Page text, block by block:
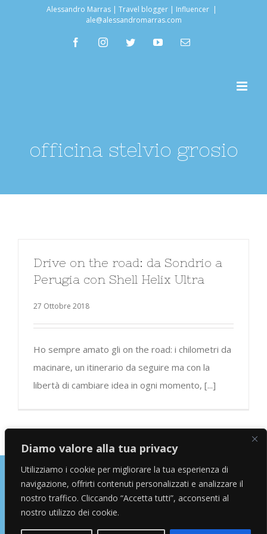
Diamo valore alla tua privacy
Utilizziamo i cookie per migliorare la tua esperienza di
navigazione, offrirti contenuti personalizzati e analizzare il
nostro traffico. Cliccando “Accetta tutti”, acconsenti al
nostro utilizzo dei cookie.
Alessandro Marras | Travel blogger | Influencer |
ale@alessandromarras.com
facebookinstagramtwitter youtubeEmail
officina stelvio grosio
Drive on the road: da Sondrio a
Perugia con Shell Helix Ultra
27 Ottobre 2018
Ho sempre amato gli on the road: i chilometri da
macinare, un itinerario da seguire ma con la
libertà di cambiare idea in ogni momento, [...]
Copyright © 2026 Alessandro Marras | Travel Blogger | Influencer
facebookinstagram